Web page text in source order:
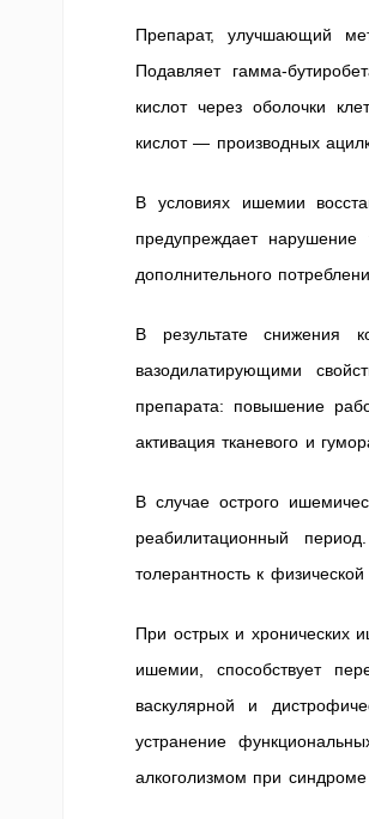
Препарат, улучшающий
Подавляет гамма-
кислот через оболочки
кислот — производных
В условиях ишемии
предупреждает
дополнительного
В результате снижения
вазодилатирующими
препарата: повышение
активация тканевого и
В случае острого
реабилитационный
толерантность к физической
При острых и хронических
ишемии, способствует
васкулярной и
устранение
алкоголизмом при синдроме